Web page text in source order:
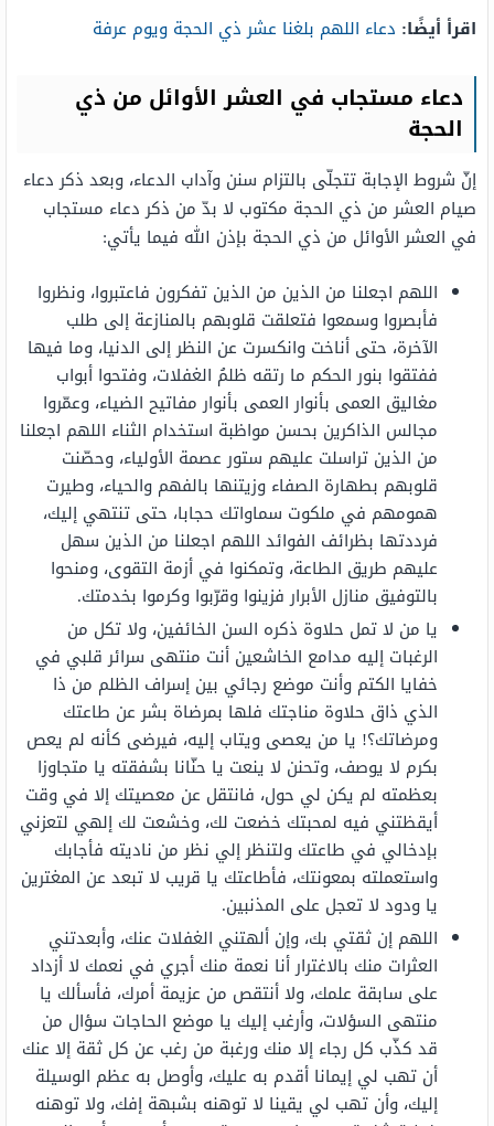
اقرأ أيضًا: دعاء اللهم بلغنا عشر ذي الحجة ويوم عرفة
دعاء مستجاب في العشر الأوائل من ذي
الحجة
إنّ شروط الإجابة تتجلّى بالتزام سنن وآداب الدعاء، وبعد ذكر دعاء
صيام العشر من ذي الحجة مكتوب لا بدّ من ذكر دعاء مستجاب
في العشر الأوائل من ذي الحجة بإذن الله فيما يأتي:
اللهم اجعلنا من الذين من الذين تفكرون فاعتبروا، ونظروا
فأبصروا وسمعوا فتعلقت قلوبهم بالمنازعة إلى طلب
الآخرة، حتى أناخت وانكسرت عن النظر إلى الدنيا، وما فيها
ففتقوا بنور الحكم ما رتقه ظلمُ الغفلات، وفتحوا أبواب
مغاليق العمى بأنوار العمى بأنوار مفاتيح الضياء، وعمّروا
مجالس الذاكرين بحسن مواظبة استخدام الثناء اللهم اجعلنا
من الذين تراسلت عليهم ستور عصمة الأولياء، وحصّنت
قلوبهم بطهارة الصفاء وزيتنها بالفهم والحياء، وطيرت
همومهم في ملكوت سماواتك حجابا، حتى تنتهي إليك،
فرددتها بظرائف الفوائد اللهم اجعلنا من الذين سهل
عليهم طريق الطاعة، وتمكنوا في أزمة التقوى، ومنحوا
بالتوفيق منازل الأبرار فزينوا وقرّبوا وكرموا بخدمتك.
يا من لا تمل حلاوة ذكره السن الخائفين، ولا تكل من
الرغبات إليه مدامع الخاشعين أنت منتهى سرائر قلبي في
خفايا الكتم وأنت موضع رجائي بين إسراف الظلم من ذا
الذي ذاق حلاوة مناجتك فلها بمرضاة بشر عن طاعتك
ومرضاتك؟! يا من يعصى ويتاب إليه، فيرضى كأنه لم يعص
بكرم لا يوصف، وتحنن لا ينعت يا حنّانا بشفقته يا متجاوزا
بعظمته لم يكن لي حول، فانتقل عن معصيتك إلا في وقت
أيقظتني فيه لمحبتك خضعت لك، وخشعت لك إلهي لتعزني
بإدخالي في طاعتك ولتنظر إلي نظر من ناديته فأجابك
واستعملته بمعونتك، فأطاعتك يا قريب لا تبعد عن المغترين
يا ودود لا تعجل على المذنبين.
اللهم إن ثقتي بك، وإن ألهتني الغفلات عنك، وأبعدتني
العثرات منك بالاغترار أنا نعمة منك أجري في نعمك لا أزداد
على سابقة علمك، ولا أنتقص من عزيمة أمرك، فأسألك يا
منتهى السؤلات، وأرغب إليك يا موضع الحاجات سؤال من
قد كذّب كل رجاء إلا منك ورغبة من رغب عن كل ثقة إلا عنك
أن تهب لي إيمانا أقدم به عليك، وأوصل به عظم الوسيلة
إليك، وأن تهب لي يقينا لا توهنه بشبهة إفك، ولا توهنه